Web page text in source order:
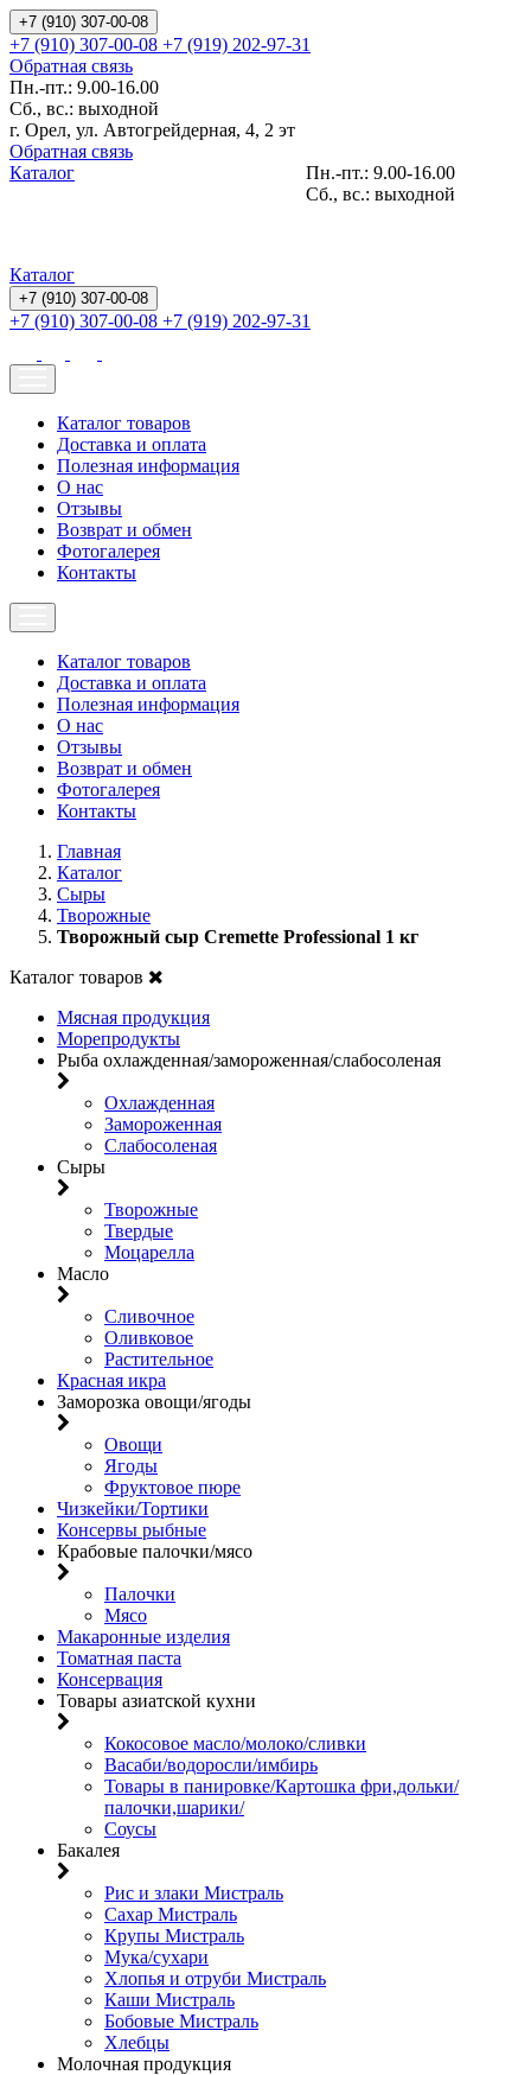
+7 (910) 307-00-08
+7 (910) 307-00-08 +7 (919) 202-97-31
Обратная связь
Пн.-пт.: 9.00-16.00
Сб., вс.: выходной
г. Орел, ул. Автогрейдерная, 4, 2 эт
Обратная связь
Пн.-пт.: 9.00-16.00
Сб., вс.: выходной
Каталог
Каталог
+7 (910) 307-00-08
+7 (910) 307-00-08 +7 (919) 202-97-31
Каталог товаров
Доставка и оплата
Полезная информация
О нас
Отзывы
Возврат и обмен
Фотогалерея
Контакты
Каталог товаров
Доставка и оплата
Полезная информация
О нас
Отзывы
Возврат и обмен
Фотогалерея
Контакты
Главная
Каталог
Сыры
Творожные
Творожный сыр Cremette Professional 1 кг
Каталог товаров
Мясная продукция
Морепродукты
Рыба охлажденная/замороженная/слабосоленая
Охлажденная
Замороженная
Слабосоленая
Сыры
Творожные
Твердые
Моцарелла
Масло
Сливочное
Оливковое
Растительное
Красная икра
Заморозка овощи/ягоды
Овощи
Ягоды
Фруктовое пюре
Чизкейки/Тортики
Консервы рыбные
Крабовые палочки/мясо
Палочки
Мясо
Макаронные изделия
Томатная паста
Консервация
Товары азиатской кухни
Кокосовое масло/молоко/сливки
Васаби/водоросли/имбирь
Товары в панировке/Картошка фри,дольки/
палочки,шарики/
Соусы
Бакалея
Рис и злаки Мистраль
Сахар Мистраль
Крупы Мистраль
Мука/сухари
Хлопья и отруби Мистраль
Каши Мистраль
Бобовые Мистраль
Хлебцы
Молочная продукция